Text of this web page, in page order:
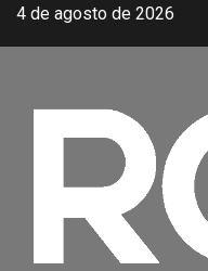
Saltar
4 de agosto de 2026